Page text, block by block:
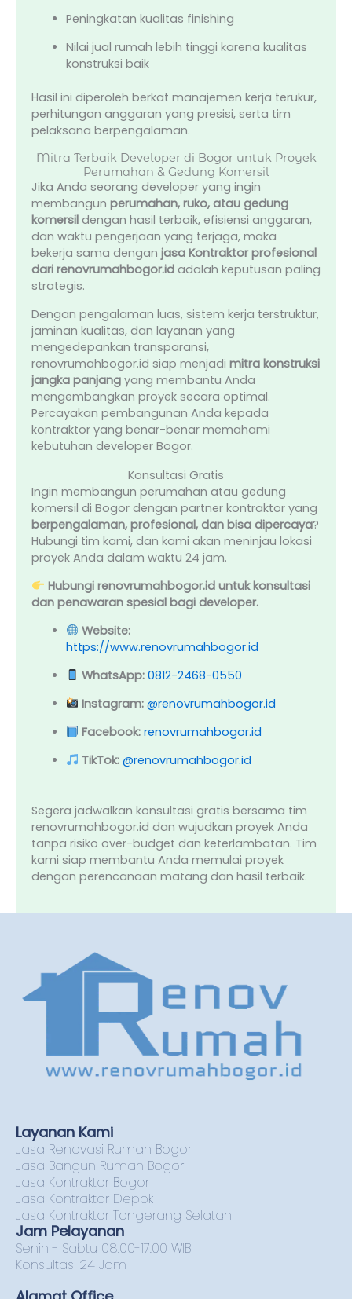
Peningkatan kualitas finishing
Nilai jual rumah lebih tinggi karena kualitas
konstruksi baik
Hasil ini diperoleh berkat manajemen kerja terukur,
perhitungan anggaran yang presisi, serta tim
pelaksana berpengalaman.
Mitra Terbaik Developer di Bogor untuk Proyek
Perumahan & Gedung Komersil
Jika Anda seorang developer yang ingin
membangun perumahan, ruko, atau gedung
komersil dengan hasil terbaik, efisiensi anggaran,
dan waktu pengerjaan yang terjaga, maka
bekerja sama dengan jasa Kontraktor profesional
dari renovrumahbogor.id adalah keputusan paling
strategis.
Dengan pengalaman luas, sistem kerja terstruktur,
jaminan kualitas, dan layanan yang
mengedepankan transparansi,
renovrumahbogor.id siap menjadi mitra konstruksi
jangka panjang yang membantu Anda
mengembangkan proyek secara optimal.
Percayakan pembangunan Anda kepada
kontraktor yang benar-benar memahami
kebutuhan developer Bogor.
Konsultasi Gratis
Ingin membangun perumahan atau gedung
komersil di Bogor dengan partner kontraktor yang
berpengalaman, profesional, dan bisa dipercaya?
Hubungi tim kami, dan kami akan meninjau lokasi
proyek Anda dalam waktu 24 jam.
Hubungi renovrumahbogor.id untuk konsultasi
dan penawaran spesial bagi developer.
Website:
https://www.renovrumahbogor.id
WhatsApp: 0812-2468-0550
Instagram: @renovrumahbogor.id
Facebook: renovrumahbogor.id
TikTok: @renovrumahbogor.id
Segera jadwalkan konsultasi gratis bersama tim
renovrumahbogor.id dan wujudkan proyek Anda
tanpa risiko over-budget dan keterlambatan. Tim
kami siap membantu Anda memulai proyek
dengan perencanaan matang dan hasil terbaik.
Layanan Kami
Jasa Renovasi Rumah Bogor
Jasa Bangun Rumah Bogor
Jasa Kontraktor Bogor
Jasa Kontraktor Depok
Jasa Kontraktor Tangerang Selatan
Jam Pelayanan
Senin - Sabtu 08.00-17.00 WIB
Konsultasi 24 Jam